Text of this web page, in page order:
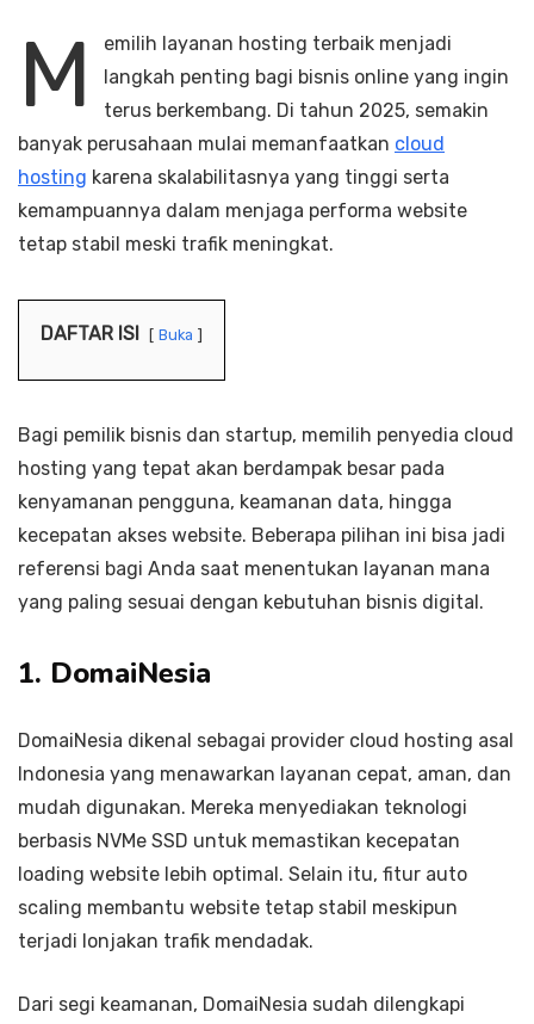
M
emilih layanan hosting terbaik menjadi
langkah penting bagi bisnis online yang ingin
terus berkembang. Di tahun 2025, semakin
banyak perusahaan mulai memanfaatkan cloud
hosting karena skalabilitasnya yang tinggi serta
kemampuannya dalam menjaga performa website
tetap stabil meski trafik meningkat.
DAFTAR ISI Buka
Bagi pemilik bisnis dan startup, memilih penyedia cloud
hosting yang tepat akan berdampak besar pada
kenyamanan pengguna, keamanan data, hingga
kecepatan akses website. Beberapa pilihan ini bisa jadi
referensi bagi Anda saat menentukan layanan mana
yang paling sesuai dengan kebutuhan bisnis digital.
1. DomaiNesia
DomaiNesia dikenal sebagai provider cloud hosting asal
Indonesia yang menawarkan layanan cepat, aman, dan
mudah digunakan. Mereka menyediakan teknologi
berbasis NVMe SSD untuk memastikan kecepatan
loading website lebih optimal. Selain itu, fitur auto
scaling membantu website tetap stabil meskipun
terjadi lonjakan trafik mendadak.
Dari segi keamanan, DomaiNesia sudah dilengkapi